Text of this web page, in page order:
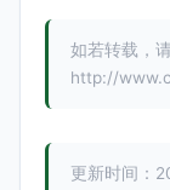
如若转载，
http://
更新时间：